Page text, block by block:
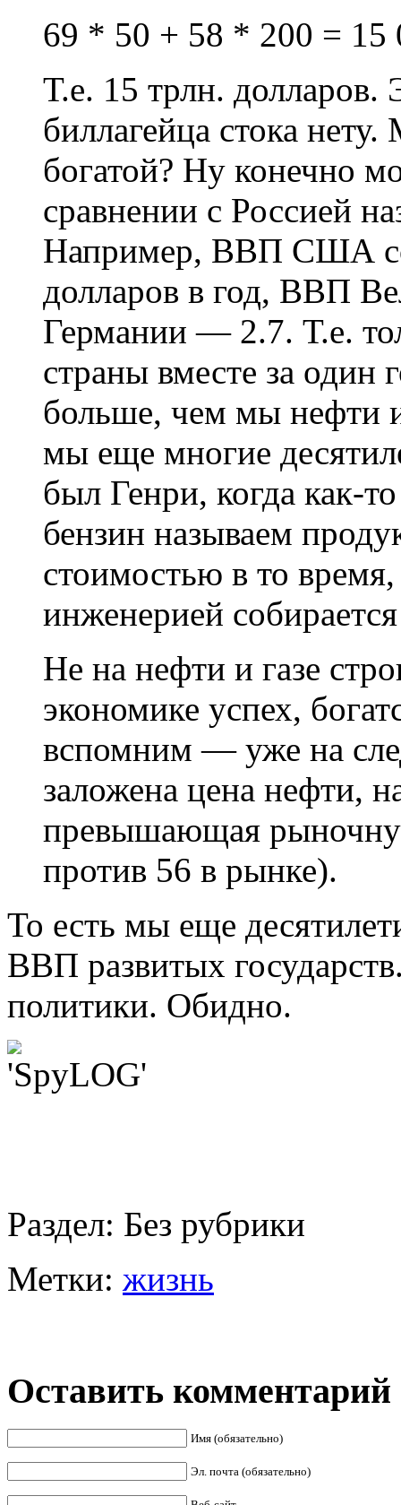
69 * 50 + 58 * 200 = 15
Т.е. 15 трлн.
биллагейца стока
богатой? Ну конечно
сравнении с Россией
Например, ВВП США
долларов в год, ВВП
Германии — 2.7. Т.е.
страны вместе за один
больше, чем мы нефти
мы еще многие
был Генри, когда как-
бензин называем
стоимостью в то
инженерией
Не на нефти и газе
экономике успех,
вспомним — уже на
заложена цена нефти,
превышающая
против 56 в рынке).
То есть мы еще
ВВП развитых
политики. Обидно.
Раздел: Без рубрики
Метки: жизнь
Оставить комментарий
Имя (обязательно)
Эл. почта (обязательно)